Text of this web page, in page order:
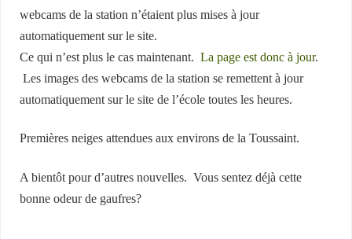
webcams de la station n’étaient plus mises à jour
automatiquement sur le site.
Ce qui n’est plus le cas maintenant.La page est donc à jour.
Les images des webcams de la station se remettent à jour
automatiquement sur le site de l’école toutes les heures.
Premières neiges attendues aux environs de la Toussaint.
A bientôt pour d’autres nouvelles. Vous sentez déjà cette
bonne odeur de gaufres?